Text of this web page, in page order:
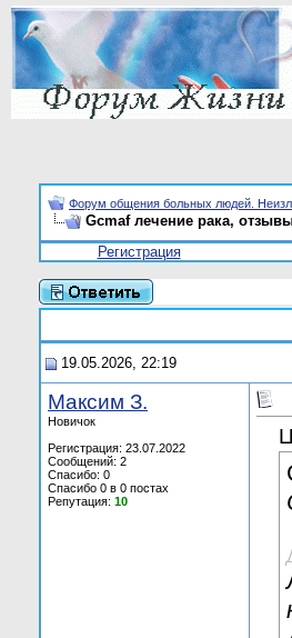
Форум общения больных людей.
Gcmaf лечение рака,
Регистрация
19.05.2026, 22:19
Максим З.
Новичок
Регистрация: 23.07.2022
Сообщений: 2
Спасибо: 0
Спасибо 0 в 0 постах
Репутация: 10